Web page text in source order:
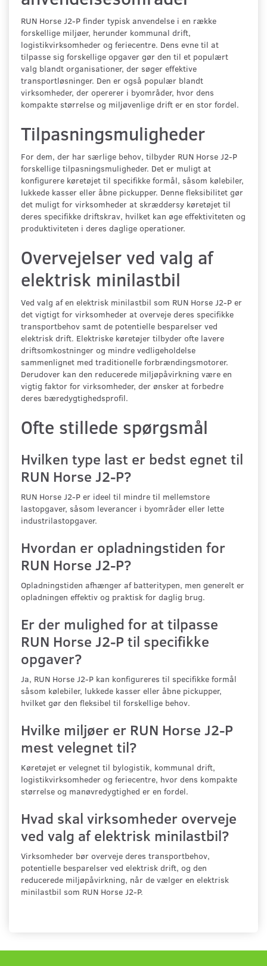
RUN Horse J2-P finder typisk anvendelse i en række
forskellige miljøer, herunder kommunal drift,
logistikvirksomheder og feriecentre. Dens evne til at
tilpasse sig forskellige opgaver gør den til et populært
valg blandt organisationer, der søger effektive
transportløsninger. Den er også populær blandt
virksomheder, der opererer i byområder, hvor dens
kompakte størrelse og miljøvenlige drift er en stor fordel.
Tilpasningsmuligheder
For dem, der har særlige behov, tilbyder RUN Horse J2-P
forskellige tilpasningsmuligheder. Det er muligt at
konfigurere køretøjet til specifikke formål, såsom kølebiler,
lukkede kasser eller åbne pickupper. Denne fleksibilitet gør
det muligt for virksomheder at skræddersy køretøjet til
deres specifikke driftskrav, hvilket kan øge effektiviteten og
produktiviteten i deres daglige operationer.
Overvejelser ved valg af
elektrisk minilastbil
Ved valg af en elektrisk minilastbil som RUN Horse J2-P er
det vigtigt for virksomheder at overveje deres specifikke
transportbehov samt de potentielle besparelser ved
elektrisk drift. Elektriske køretøjer tilbyder ofte lavere
driftsomkostninger og mindre vedligeholdelse
sammenlignet med traditionelle forbrændingsmotorer.
Derudover kan den reducerede miljøpåvirkning være en
vigtig faktor for virksomheder, der ønsker at forbedre
deres bæredygtighedsprofil.
Ofte stillede spørgsmål
Hvilken type last er bedst egnet til
RUN Horse J2-P?
RUN Horse J2-P er ideel til mindre til mellemstore
lastopgaver, såsom leverancer i byområder eller lette
industrilastopgaver.
Hvordan er opladningstiden for
RUN Horse J2-P?
Opladningstiden afhænger af batteritypen, men generelt er
opladningen effektiv og praktisk for daglig brug.
Er der mulighed for at tilpasse
RUN Horse J2-P til specifikke
opgaver?
Ja, RUN Horse J2-P kan konfigureres til specifikke formål
såsom kølebiler, lukkede kasser eller åbne pickupper,
hvilket gør den fleksibel til forskellige behov.
Hvilke miljøer er RUN Horse J2-P
mest velegnet til?
Køretøjet er velegnet til bylogistik, kommunal drift,
logistikvirksomheder og feriecentre, hvor dens kompakte
størrelse og manøvredygtighed er en fordel.
Hvad skal virksomheder overveje
ved valg af elektrisk minilastbil?
Virksomheder bør overveje deres transportbehov,
potentielle besparelser ved elektrisk drift, og den
reducerede miljøpåvirkning, når de vælger en elektrisk
minilastbil som RUN Horse J2-P.